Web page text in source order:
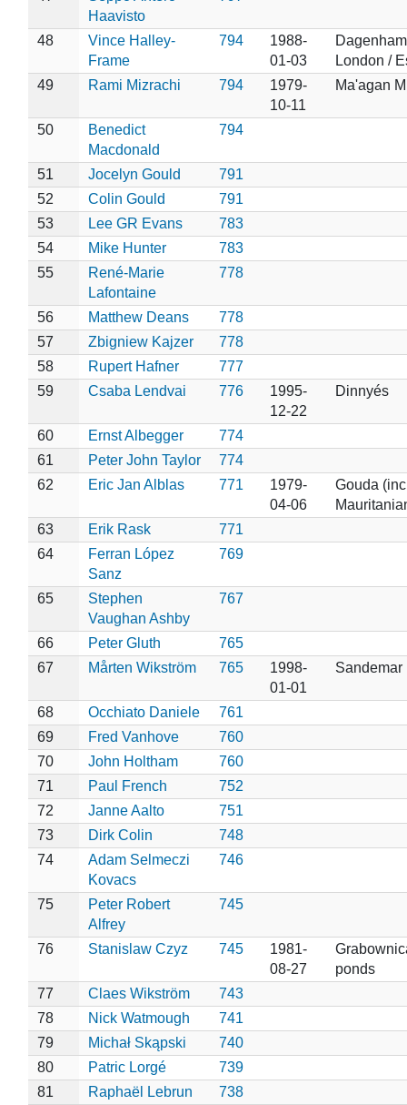
Haavisto
48
Vince Halley-
Frame
794
1988-
01-03
London /
49
Rami Mizrachi 794
1979-
10-11
Ma'agan
50
Benedict
Macdonald
794
51 Jocelyn Gould
791
52
Colin Gould
791
53
Lee GR Evans
783
54
Mike Hunter
783
55
René-Marie
Lafontaine
778
56 Matthew Deans
778
57
Zbigniew Kajzer
778
58
Rupert Hafner
777
59
Csaba Lendvai 776
1995-
12-22
Dinnyés
60 Ernst Albegger
774
61
Peter John Taylor
774
62
Eric Jan Alblas 771
1979-
04-06
Gouda
63
Erik Rask
771
64
Ferran López
Sanz
769
65
Stephen
Vaughan Ashby
767
66 Peter Gluth
765
67
Mårten Wikström 765
1998-
01-01
Sandemar
68 Occhiato Daniele
761
69
Fred Vanhove
760
70
John Holtham
760
71
Paul French
752
72
Janne Aalto
751
73
Dirk Colin
748
74
Adam Selmeczi
Kovacs
746
75
Peter Robert
Alfrey
745
76 Stanislaw Czyz 745
1981-
08-27
ponds
77
Claes Wikström
743
78
Nick Watmough
741
79
Michał Skąpski
740
80
Patric Lorgé
739
81
Raphaël Lebrun 738